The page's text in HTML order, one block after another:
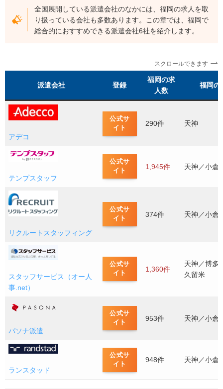
福岡の職種別おすすめ派遣会社9社
【事務】九州スタッフ
【看護】スーパーナース
【介護】レバウェル介護
【保育士】アスカグループ（保育情報どっとこむ）
福岡で地域密着型の派遣会社3社
アソウ・ヒューマニーセンター
ACR
福岡で紹介予定派遣が得意な派遣会社2社
ヒューマンリソシア
派遣社員の特徴
知っておくべき2種類の人材派遣
派遣会社に登録する5つのメリット
1.多業種の仕事に就けるチャンスがある
2.アルバイト・パートよりも時給が高め
3.未経験でもチャレンジしやすい
全国展開している派遣会社のなかには、福岡の求人を取
り扱っている会社も多数あります。この章では、福岡で
総合的におすすめできる派遣会社6社を紹介します。
スクロールできます
派遣会社 登録
福岡の求
人数
福岡の
アデコ
公式サ
イト
290件 天神
テンプスタッフ
公式サ
イト
1,945件 天神／小倉
リクルートスタッフィング
公式サ
イト
374件 天神／小倉
スタッフサービス（オー人
事.net）
公式サ
イト
1,360件
天神／博多
久留米
パソナ派遣
公式サ
イト
953件 天神／小倉
ランスタッド
公式サ
イト
948件 天神／小倉